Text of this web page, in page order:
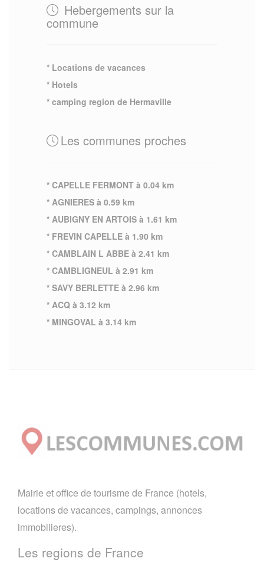
Hebergements sur la
commune
* Locations de vacances
* Hotels
* camping region de Hermaville
Les communes proches
* CAPELLE FERMONT à 0.04 km
* AGNIERES à 0.59 km
* AUBIGNY EN ARTOIS à 1.61 km
* FREVIN CAPELLE à 1.90 km
* CAMBLAIN L ABBE à 2.41 km
* CAMBLIGNEUL à 2.91 km
* SAVY BERLETTE à 2.96 km
* ACQ à 3.12 km
* MINGOVAL à 3.14 km
Mairie et office de tourisme de France (hotels,
locations de vacances, campings, annonces
immobilieres).
Les regions de France